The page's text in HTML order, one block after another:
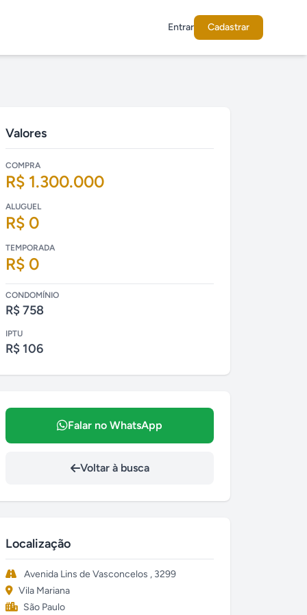
Entrar Cadastrar
Valores
COMPRA
R$ 1.300.000
ALUGUEL
R$ 0
TEMPORADA
R$ 0
CONDOMÍNIO
R$ 758
IPTU
R$ 106
Falar no WhatsApp
Voltar à busca
Localização
Avenida Lins de Vasconcelos , 3299
Vila Mariana
São Paulo